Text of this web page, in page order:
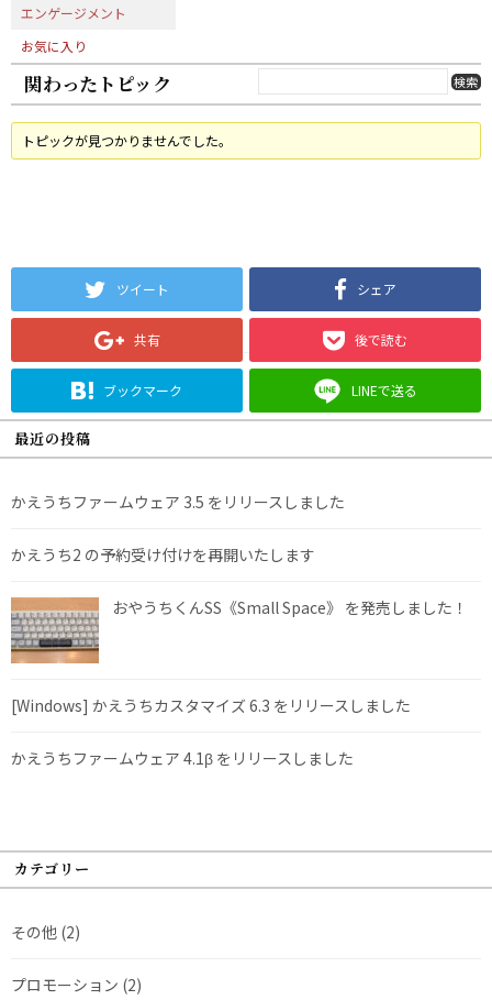
エンゲージメント
お気に入り
関わったトピック
トピックが見つかりませんでした。
ツイート シェア
共有 後で読む
ブックマーク LINEで送る
最近の投稿
かえうちファームウェア 3.5 をリリースしました
かえうち2 の予約受け付けを再開いたします
おやうちくんSS《Small Space》 を発売しました！
[Windows] かえうちカスタマイズ 6.3 をリリースしました
かえうちファームウェア 4.1β をリリースしました
カテゴリー
その他 (2)
プロモーション (2)